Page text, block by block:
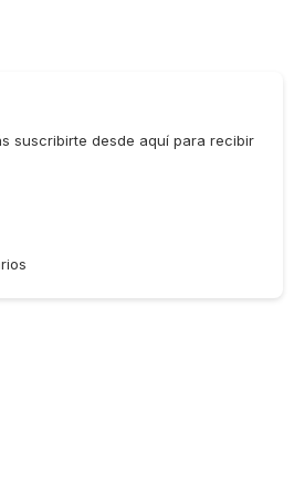
suscribirte desde aquí para recibir